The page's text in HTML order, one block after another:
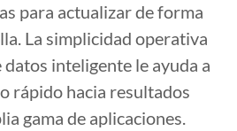
para actualizar de forma
La simplicidad operativa
inteligente le ayuda a
rápido hacia resultados
gama de aplicaciones.